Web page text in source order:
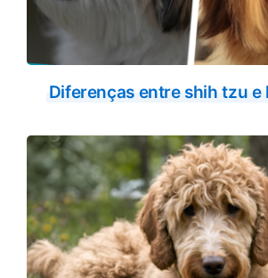
Diferenças entre shih tzu e